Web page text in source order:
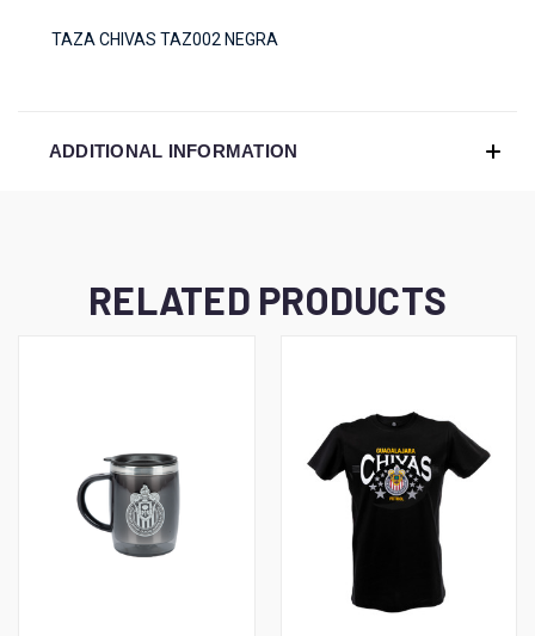
TAZA CHIVAS TAZ002 NEGRA
ADDITIONAL INFORMATION
RELATED PRODUCTS